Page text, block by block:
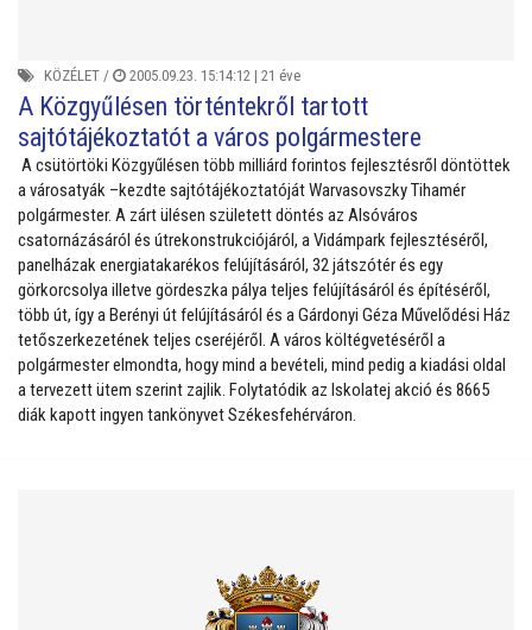
KÖZÉLET / 2005.09.23. 15:14:12 | 21 éve
A Közgyűlésen történtekről tartott
sajtótájékoztatót a város polgármestere
A csütörtöki Közgyűlésen több milliárd forintos fejlesztésről döntöttek
a városatyák –kezdte sajtótájékoztatóját Warvasovszky Tihamér
polgármester. A zárt ülésen született döntés az Alsóváros
csatornázásáról és útrekonstrukciójáról, a Vidámpark fejlesztéséről,
panelházak energiatakarékos felújításáról, 32 játszótér és egy
görkorcsolya illetve gördeszka pálya teljes felújításáról és építéséről,
több út, így a Berényi út felújításáról és a Gárdonyi Géza Művelődési Ház
tetőszerkezetének teljes cseréjéről. A város költégvetéséről a
polgármester elmondta, hogy mind a bevételi, mind pedig a kiadási oldal
a tervezett ütem szerint zajlik. Folytatódik az Iskolatej akció és 8665
diák kapott ingyen tankönyvet Székesfehérváron.